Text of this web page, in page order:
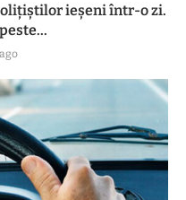
ieșeni într-o zi.